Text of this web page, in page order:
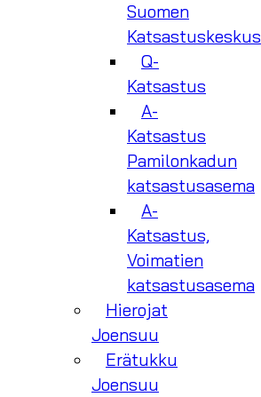
Suomen
Katsastuskeskus
Q-
Katsastus
A-
Katsastus
Pamilonkadun
katsastusasema
A-
Katsastus,
Voimatien
katsastusasema
Hierojat
Joensuu
Erätukku
Joensuu